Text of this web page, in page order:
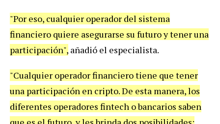
"Por eso, cualquier operador del sistema
financiero quiere asegurarse su futuro y tener una
participación", añadió el especialista.
"Cualquier operador financiero tiene que tener
una participación en cripto. De esta manera, los
diferentes operadores fintech o bancarios saben